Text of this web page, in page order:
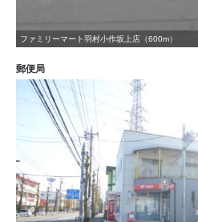
ファミリーマート羽村小作坂上店（600m）
郵便局